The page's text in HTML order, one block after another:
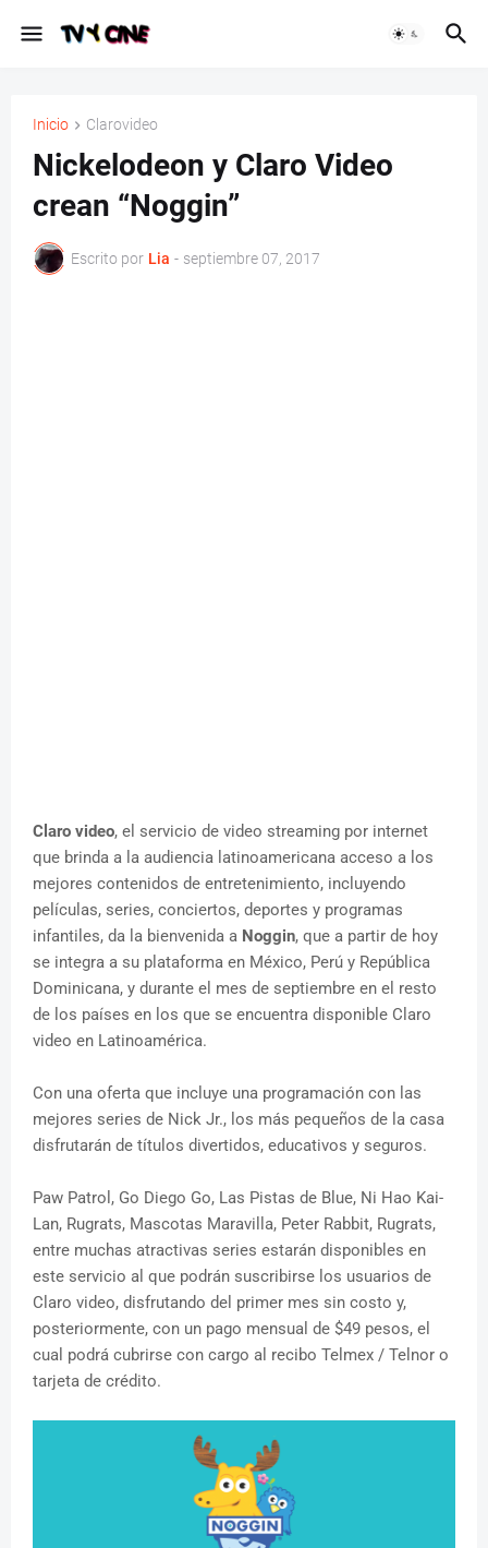
Inicio Clarovideo
Nickelodeon y Claro Video
crean “Noggin”
Escrito por Lia - septiembre 07, 2017
Claro video, el servicio de video streaming por internet
que brinda a la audiencia latinoamericana acceso a los
mejores contenidos de entretenimiento, incluyendo
películas, series, conciertos, deportes y programas
infantiles, da la bienvenida a Noggin, que a partir de hoy
se integra a su plataforma en México, Perú y República
Dominicana, y durante el mes de septiembre en el resto
de los países en los que se encuentra disponible Claro
video en Latinoamérica.
Con una oferta que incluye una programación con las
mejores series de Nick Jr., los más pequeños de la casa
disfrutarán de títulos divertidos, educativos y seguros.
Paw Patrol, Go Diego Go, Las Pistas de Blue, Ni Hao Kai-
Lan, Rugrats, Mascotas Maravilla, Peter Rabbit, Rugrats,
entre muchas atractivas series estarán disponibles en
este servicio al que podrán suscribirse los usuarios de
Claro video, disfrutando del primer mes sin costo y,
posteriormente, con un pago mensual de $49 pesos, el
cual podrá cubrirse con cargo al recibo Telmex / Telnor o
tarjeta de crédito.